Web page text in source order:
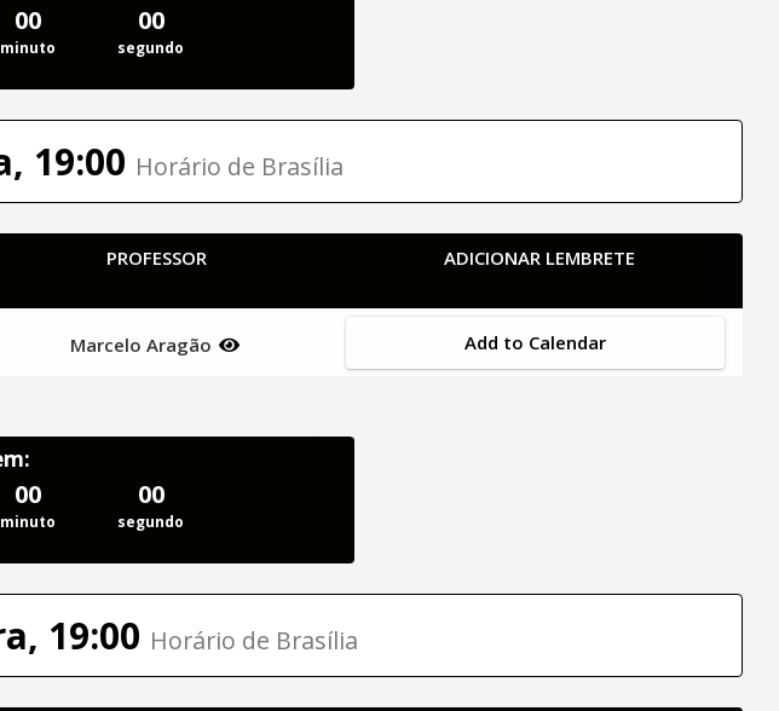
00
minuto
00
segundo
19:00 Horário de Brasília
PROFESSOR ADICIONAR LEMBRETE
Marcelo Aragão Add to Calendar
00
minuto
00
segundo
19:00 Horário de Brasília